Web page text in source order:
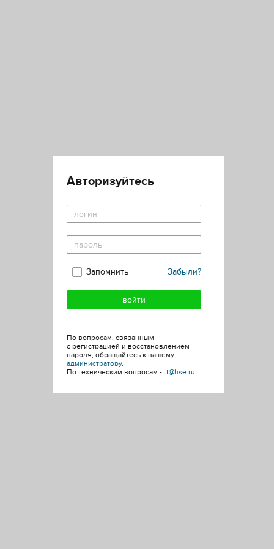
Авторизуйтесь
Забыли?
Запомнить
По вопросам, связанным
с регистрацией и восстановлением
пароля, обращайтесь к вашему
администратору.
По техническим вопросам - tt@hse.ru